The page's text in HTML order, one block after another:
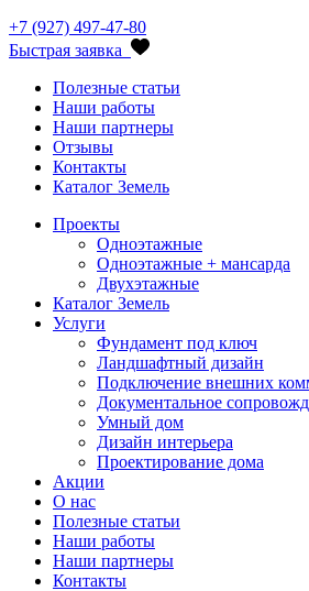
+7 (927) 497-47-80
Быстрая заявка
Полезные статьи
Наши работы
Наши партнеры
Отзывы
Контакты
Каталог Земель
Проекты
Одноэтажные
Одноэтажные + мансарда
Двухэтажные
Каталог Земель
Услуги
Фундамент под ключ
Ландшафтный дизайн
Подключение внешних
Документальное
Умный дом
Дизайн интерьера
Проектирование дома
Акции
О нас
Полезные статьи
Наши работы
Наши партнеры
Контакты